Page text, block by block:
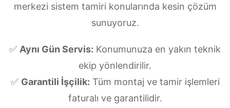
merkezi sistem tamiri konularında kesin çözüm
sunuyoruz.
✅ Aynı Gün Servis: Konumunuza en yakın teknik
ekip yönlendirilir.
✅ Garantili İşçilik: Tüm montaj ve tamir işlemleri
faturalı ve garantilidir.